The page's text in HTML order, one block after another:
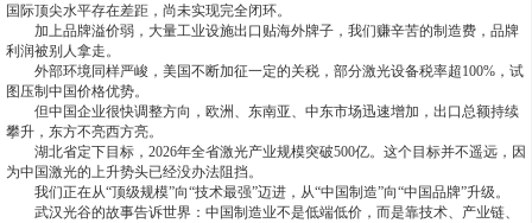
国际顶尖水平存在差距，尚未实现完全闭环。
加上品牌溢价弱，大量工业设施出口贴海外牌子，我们赚辛苦的制造费，品牌
利润被别人拿走。
外部环境同样严峻，美国不断加征一定的关税，部分激光设备税率超100%，试
图压制中国价格优势。
但中国企业很快调整方向，欧洲、东南亚、中东市场迅速增加，出口总额持续
攀升，东方不亮西方亮。
湖北省定下目标，2026年全省激光产业规模突破500亿。这个目标并不遥远，因
为中国激光的上升势头已经没办法阻挡。
我们正在从“顶级规模”向“技术最强”迈进，从“中国制造”向“中国品牌”升级。
武汉光谷的故事告诉世界：中国制造业不是低端低价，而是靠技术、产业链、